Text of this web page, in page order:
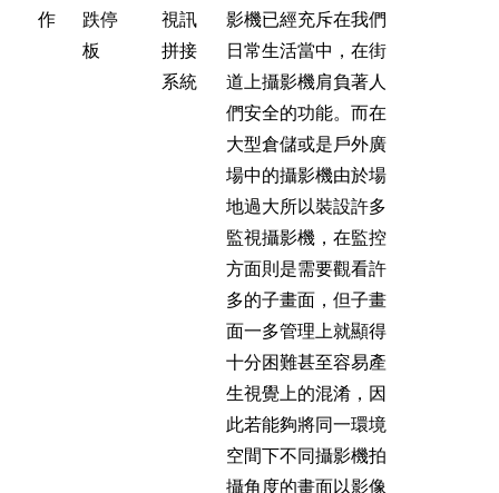
作
跌停
板
視訊
拼接
系統
影機已經充斥在我們
日常生活當中，在街
道上攝影機肩負著人
們安全的功能。而在
大型倉儲或是戶外廣
場中的攝影機由於場
地過大所以裝設許多
監視攝影機，在監控
方面則是需要觀看許
多的子畫面，但子畫
面一多管理上就顯得
十分困難甚至容易產
生視覺上的混淆，因
此若能夠將同一環境
空間下不同攝影機拍
攝角度的畫面以影像